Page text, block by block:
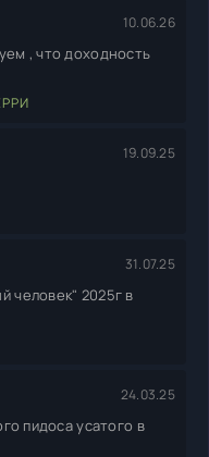
10.06.26
, что доходность
19.09.25
31.07.25
человек" 2025г в
24.03.25
пидоса усатого в